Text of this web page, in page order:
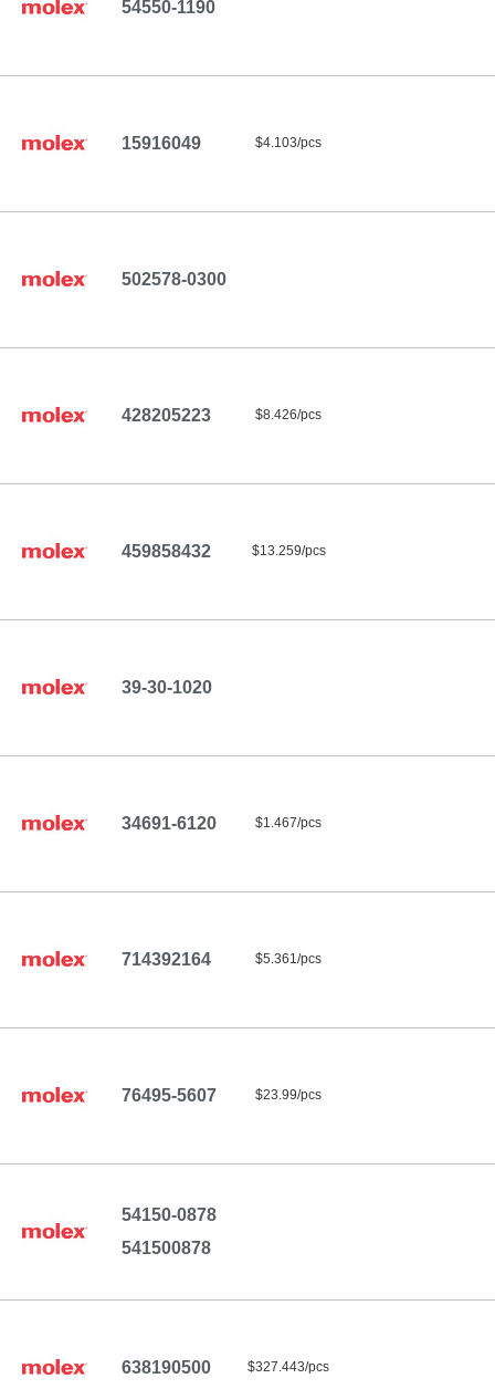
54550-1190
15916049 $4.103/pcs
502578-0300
428205223 $8.426/pcs
459858432 $13.259/pcs
39-30-1020
34691-6120 $1.467/pcs
714392164 $5.361/pcs
76495-5607 $23.99/pcs
54150-0878
541500878
638190500 $327.443/pcs